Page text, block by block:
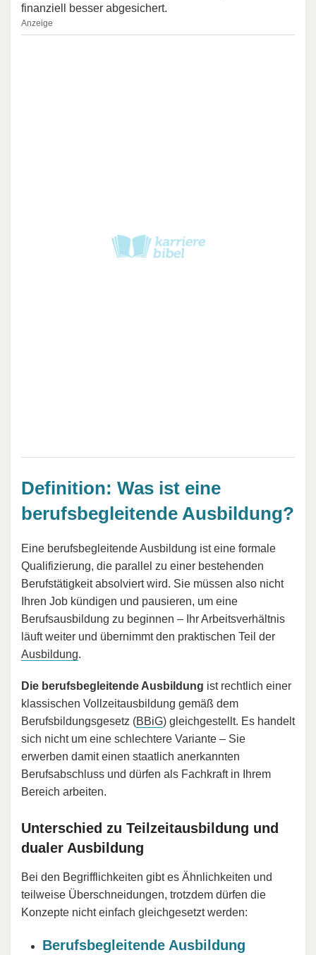
finanziell besser abgesichert.
Anzeige
Definition: Was ist eine
berufsbegleitende Ausbildung?
Eine berufsbegleitende Ausbildung ist eine formale
Qualifizierung, die parallel zu einer bestehenden
Berufstätigkeit absolviert wird. Sie müssen also nicht
Ihren Job kündigen und pausieren, um eine
Berufsausbildung zu beginnen – Ihr Arbeitsverhältnis
läuft weiter und übernimmt den praktischen Teil der
Ausbildung.
Die berufsbegleitende Ausbildung ist rechtlich einer
klassischen Vollzeitausbildung gemäß dem
Berufsbildungsgesetz (BBiG) gleichgestellt. Es handelt
sich nicht um eine schlechtere Variante – Sie
erwerben damit einen staatlich anerkannten
Berufsabschluss und dürfen als Fachkraft in Ihrem
Bereich arbeiten.
Unterschied zu Teilzeitausbildung und
dualer Ausbildung
Bei den Begrifflichkeiten gibt es Ähnlichkeiten und
teilweise Überschneidungen, trotzdem dürfen die
Konzepte nicht einfach gleichgesetzt werden:
Berufsbegleitende Ausbildung